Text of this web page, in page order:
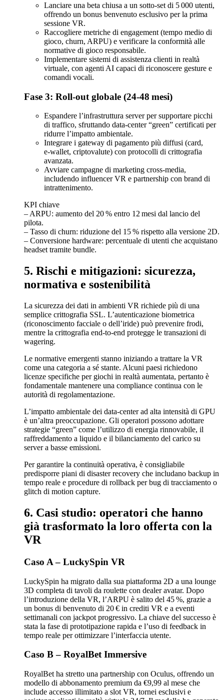
Lanciare una beta chiusa a un sotto‑set di 5 000 utenti,
offrendo un bonus benvenuto esclusivo per la prima
sessione VR.
Raccogliere metriche di engagement (tempo medio di
gioco, churn, ARPU) e verificare la conformità alle
normative di gioco responsabile.
Implementare sistemi di assistenza clienti in realtà
virtuale, con agenti AI capaci di riconoscere gesture e
comandi vocali.
Fase 3: Roll‑out globale (24‑48 mesi)
Espandere l’infrastruttura server per supportare picchi
di traffico, sfruttando data‑center “green” certificati per
ridurre l’impatto ambientale.
Integrare i gateway di pagamento più diffusi (card,
e‑wallet, criptovalute) con protocolli di crittografia
avanzata.
Avviare campagne di marketing cross‑media,
includendo influencer VR e partnership con brand di
intrattenimento.
KPI chiave
– ARPU: aumento del 20 % entro 12 mesi dal lancio del
pilota.
– Tasso di churn: riduzione del 15 % rispetto alla versione 2D.
– Conversione hardware: percentuale di utenti che acquistano
headset tramite bundle.
5. Rischi e mitigazioni: sicurezza,
normativa e sostenibilità
La sicurezza dei dati in ambienti VR richiede più di una
semplice crittografia SSL. L’autenticazione biometrica
(riconoscimento facciale o dell’iride) può prevenire frodi,
mentre la crittografia end‑to‑end protegge le transazioni di
wagering.
Le normative emergenti stanno iniziando a trattare la VR
come una categoria a sé stante. Alcuni paesi richiedono
licenze specifiche per giochi in realtà aumentata, pertanto è
fondamentale mantenere una compliance continua con le
autorità di regolamentazione.
L’impatto ambientale dei data‑center ad alta intensità di GPU
è un’altra preoccupazione. Gli operatori possono adottare
strategie “green” come l’utilizzo di energia rinnovabile, il
raffreddamento a liquido e il bilanciamento del carico su
server a basse emissioni.
Per garantire la continuità operativa, è consigliabile
predisporre piani di disaster recovery che includano backup in
tempo reale e procedure di rollback per bug di tracciamento o
glitch di motion capture.
6. Casi studio: operatori che hanno
già trasformato la loro offerta con la
VR
Caso A – LuckySpin VR
LuckySpin ha migrato dalla sua piattaforma 2D a una lounge
3D completa di tavoli da roulette con dealer avatar. Dopo
l’introduzione della VR, l’ARPU è salito del 45 %, grazie a
un bonus di benvenuto di 20 € in crediti VR e a eventi
settimanali con jackpot progressivo. La chiave del successo è
stata la fase di prototipazione rapida e l’uso di feedback in
tempo reale per ottimizzare l’interfaccia utente.
Caso B – RoyalBet Immersive
RoyalBet ha stretto una partnership con Oculus, offrendo un
modello di abbonamento premium da €9,99 al mese che
include accesso illimitato a slot VR, tornei esclusivi e